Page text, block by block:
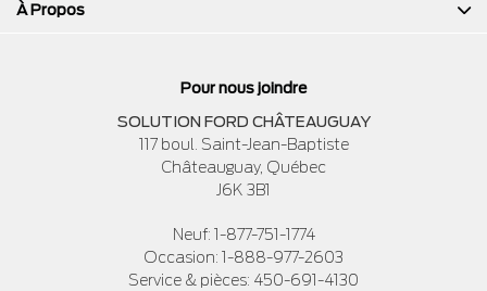
Pour nous joindre
SOLUTION FORD CHÂTEAUGUAY
117 boul. Saint-Jean-Baptiste
Châteauguay, Québec
J6K 3B1
Neuf: 1-877-751-1774
Occasion: 1-888-977-2603
Service & pièces: 450-691-4130
À Propos